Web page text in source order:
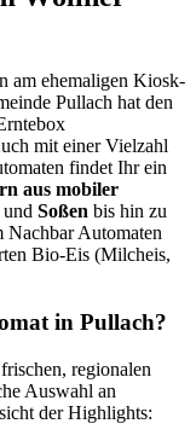
am ehemaligen Kiosk-
Pullach hat den
mit einer Vielzahl
findet Ihr ein
aus mobiler
und Soßen bis hin zu
Nachbar Automaten
Bio-Eis (Milcheis,
in Pullach?
regionalen
Auswahl an
der Highlights: